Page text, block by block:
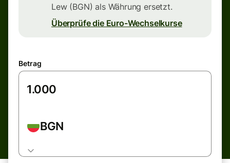
Lew (BGN) als Währung ersetzt.
Überprüfe die Euro-Wechselkurse
Betrag
BGN